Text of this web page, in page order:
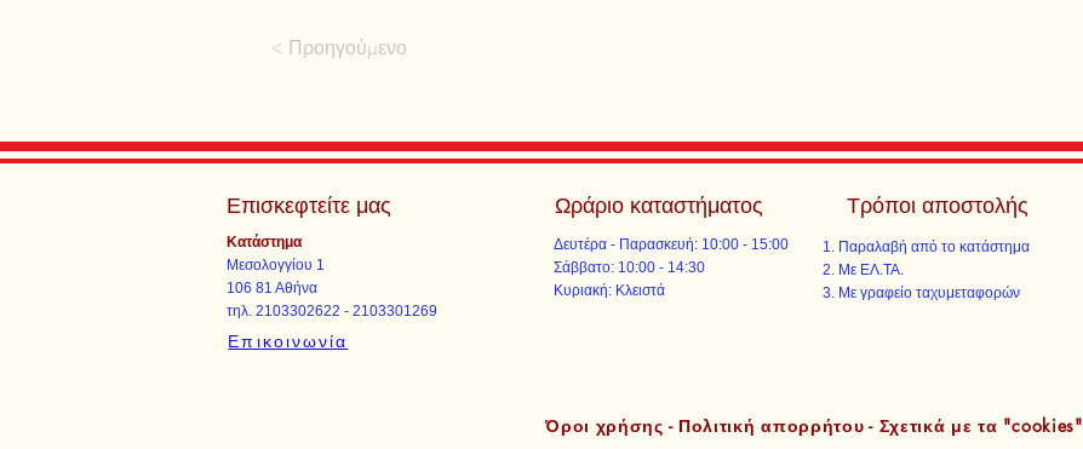
< Προηγούμενο
Επισκεφτείτε μας
Κατάστημα
Μεσολογγίου 1
106 81 Αθήνα
τηλ. 2103302622 - 2103301269
Επικοινωνία
Ωράριο καταστήματος
Δευτέρα - Παρασκευή: 10:00 - 15:00
​​Σάββατο: 10:00 - 14:30
​Κυριακή: Κλειστά
Τρόποι αποστολής
Παραλαβή από το κατάστημα
Με ΕΛ.ΤΑ.​​
Με γραφείο ταχυμεταφορών​
Όροι χρήσης - Πολιτική απορρήτου - Σχετικά με τα "cookies"